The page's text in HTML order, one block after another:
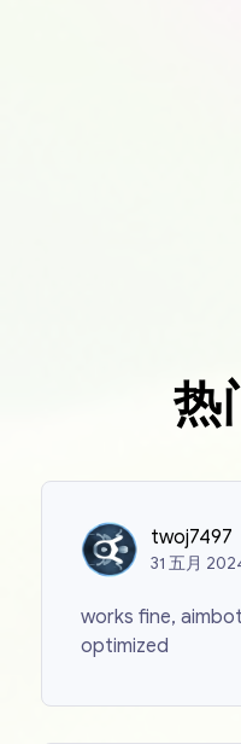
热
twoj7497
31 五月
works fine,
optimized